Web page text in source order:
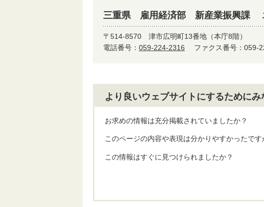
三重県 雇用経済部 新産業振興課
〒514-8570 津市広明町13番地（本庁8階）
電話番号： 059-224-2316 ファクス番号：059-
より良いウェブサイトにするために
お求めの情報は充分掲載されていましたか？
このページの内容や表現は分かりやすかったです
この情報はすぐに見つけられましたか？